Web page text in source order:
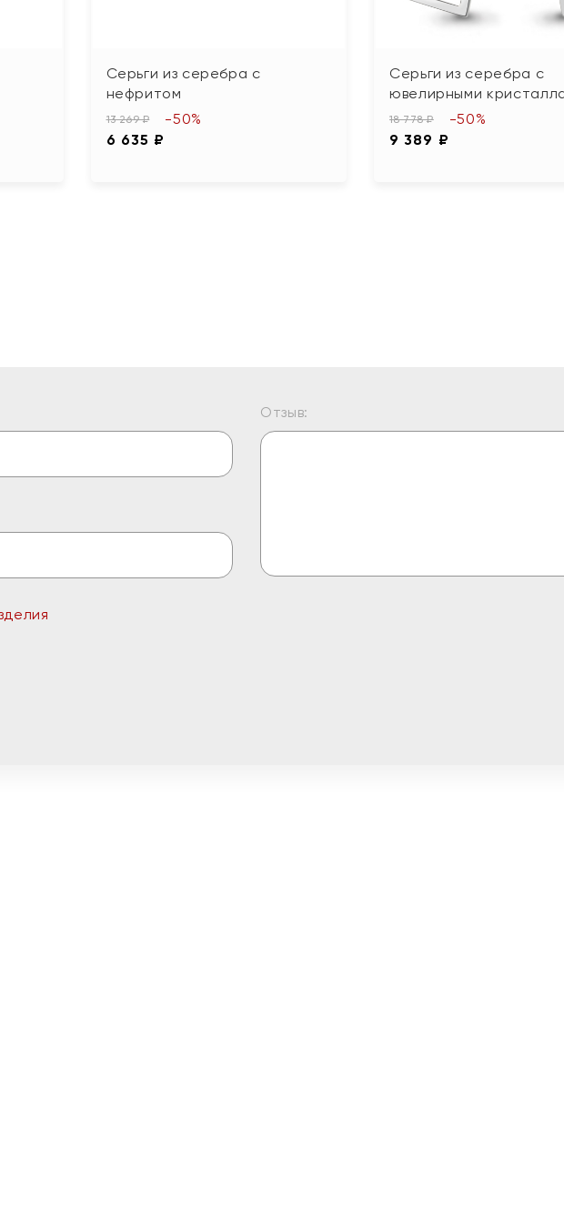
Серьги из серебра с
нефритом
13 269 ₽
6 635 ₽
-50%
Серьги из серебра с
ювелирными
18 778 ₽
9 389 ₽
-50%
Отзыв: